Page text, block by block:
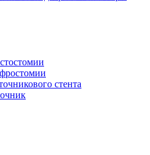
стента